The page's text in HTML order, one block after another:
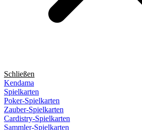
Schließen
Kendama
Spielkarten
Poker-Spielkarten
Zauber-Spielkarten
Cardistry-Spielkarten
Sammler-Spielkarten